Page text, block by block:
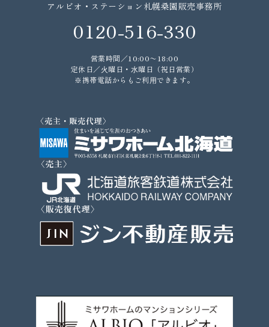
アルビオ・ステーション札幌桑園販売事務所
0120-516-330
営業時間／10:00〜18:00
定休日／⽕曜日・⽔曜日（祝日営業）
※携帯電話からもご利⽤できます。